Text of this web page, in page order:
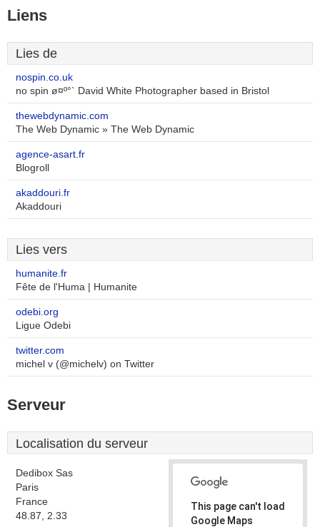
Liens
Lies de
nospin.co.uk
no spin ø¤º°` David White Photographer based in Bristol
thewebdynamic.com
The Web Dynamic » The Web Dynamic
agence-asart.fr
Blogroll
akaddouri.fr
Akaddouri
Lies vers
humanite.fr
Fête de l'Huma | Humanite
odebi.org
Ligue Odebi
twitter.com
michel v (@michelv) on Twitter
Serveur
Localisation du serveur
Dedibox Sas
Paris
France
48.87, 2.33
This page can't load
Google Maps